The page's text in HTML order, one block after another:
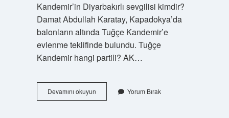
Kandemir’in Diyarbakırlı sevgilisi kimdir?
Damat Abdullah Karatay, Kapadokya’da
balonların altında Tuğçe Kandemir’e
evlenme teklifinde bulundu. Tuğçe
Kandemir hangi partili? AK…
Devamını okuyunTuğçe
Kandemir
Yorum Bırak